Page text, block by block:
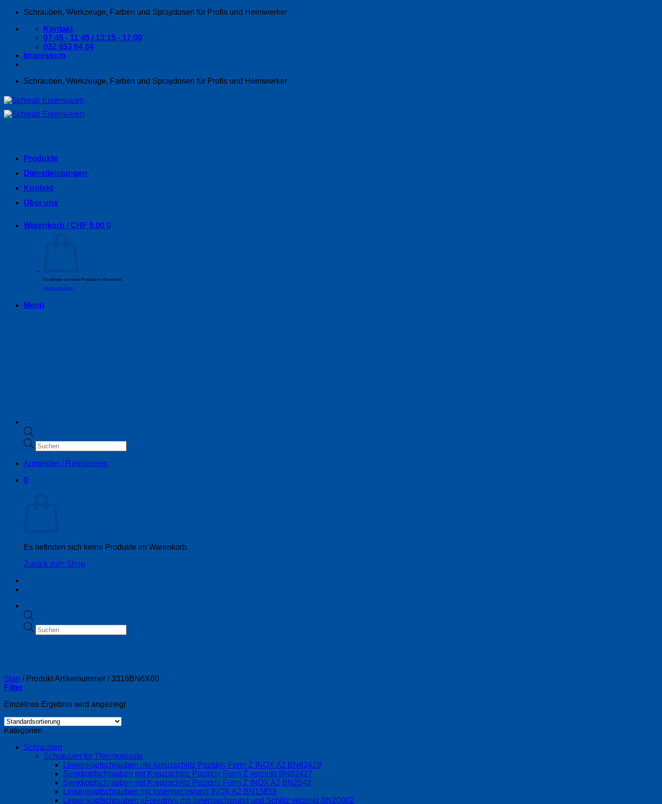
Zum
springen
Schrauben, Werkzeuge, Farben und Spraydosen für Profis und Heimwerker
Kontakt
07:45 - 11:45 / 13:15 - 17:00
032 653 84 84
Impressum
Schrauben, Werkzeuge, Farben und Spraydosen für Profis und Heimwerker
Products
search
Anmelden / Registrieren
0
Es befinden sich keine Produkte im Warenkorb.
Zurück zum Shop
Produkte
Dienstleistungen
Kontakt
Über uns
Warenkorb / CHF 0.00 0
Es befinden sich keine Produkte im Warenkorb.
Zurück zum Shop
Menü
Products
search
Start /Produkt Artikelnummer /3318BN6X60
Filter
Einzelnes Ergebnis wird angezeigt
Kategorien
Schrauben
Schrauben für Thermoplaste
Linsenkopfschrauben mit Kreuzschlitz Pozidriv Form Z INOX A2 BN82429
Senkkopfschrauben mit Kreuzschlitz Pozidriv Form Z verzinkt BN82427
Senkkopfschrauben mit Kreuzschlitz Pozidriv Form Z INOX A2 BN2042
Linsenkopfschrauben mit Innensechsrund INOX A2 BN15858
Linsenkopfschrauben «Freedriv» mit Innensechsrund und Schlitz verzinkt BN20002